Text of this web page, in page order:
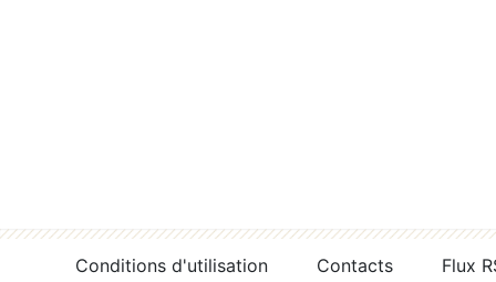
Conditions d'utilisation Contacts
Flux